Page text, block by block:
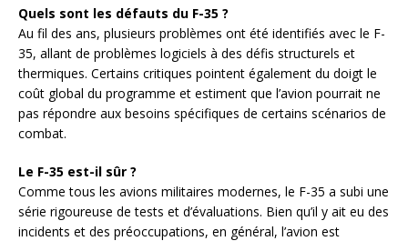
Quels sont les défauts du F-35 ?
Au fil des ans, plusieurs problèmes ont été identifiés avec le F-
35, allant de problèmes logiciels à des défis structurels et
thermiques. Certains critiques pointent également du doigt le
coût global du programme et estiment que l’avion pourrait ne
pas répondre aux besoins spécifiques de certains scénarios de
combat.
Le F-35 est-il sûr ?
Comme tous les avions militaires modernes, le F-35 a subi une
série rigoureuse de tests et d’évaluations. Bien qu’il y ait eu des
incidents et des préoccupations, en général, l’avion est